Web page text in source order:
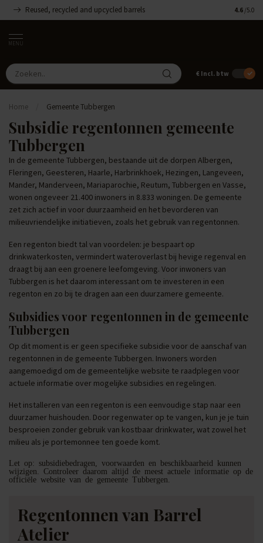
Reused, recycled and upcycled barrels 4.6 /5.0
MENU
€ Incl. btw
Home Gemeente Tubbergen
Subsidie regentonnen gemeente
Tubbergen
In de gemeente Tubbergen, bestaande uit de dorpen Albergen,
Fleringen, Geesteren, Haarle, Harbrinkhoek, Hezingen, Langeveen,
Mander, Manderveen, Mariaparochie, Reutum, Tubbergen en Vasse,
wonen ongeveer 21.400 inwoners in 8.833 woningen. De gemeente
zet zich actief in voor duurzaamheid en het bevorderen van
milieuvriendelijke initiatieven, zoals het gebruik van regentonnen.
Een regenton biedt tal van voordelen: je bespaart op
drinkwaterkosten, vermindert wateroverlast bij hevige regenval en
draagt bij aan een groenere leefomgeving. Voor inwoners van
Tubbergen is het daarom interessant om te investeren in een
regenton en zo bij te dragen aan een duurzamere gemeente.
Subsidies voor regentonnen in de gemeente
Tubbergen
Op dit moment is er geen specifieke subsidie voor de aanschaf van
regentonnen in de gemeente Tubbergen. Inwoners worden
aangemoedigd om de gemeentelijke website te raadplegen voor
actuele informatie over mogelijke subsidies en regelingen.
Het installeren van een regenton is een eenvoudige stap naar een
duurzamer huishouden. Door regenwater op te vangen, kun je je tuin
besproeien zonder gebruik van kostbaar drinkwater, wat zowel het
milieu als je portemonnee ten goede komt.
Let op: subsidiebedragen, voorwaarden en beschikbaarheid kunnen
wijzigen. Controleer daarom altijd de meest actuele informatie op de
officiële website van de gemeente Tubbergen.
Regentonnen van Barrel
Atelier